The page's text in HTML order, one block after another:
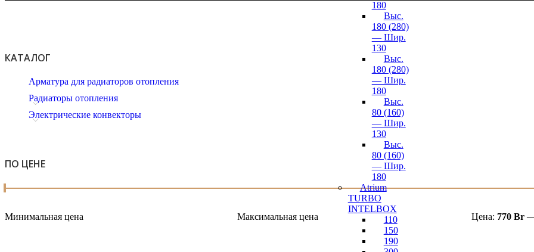
180
Выс.
180 (280)
— Шир.
130
Выс.
180 (280)
— Шир.
180
Выс.
80 (160)
— Шир.
130
Выс.
80 (160)
— Шир.
180
Atrium
TURBO
INTELBOX
110
150
190
КАТАЛОГ
Арматура для радиаторов отопления
Радиаторы отопления
Электрические конвекторы
ПО ЦЕНЕ
Минимальная цена Максимальная цена Цена: 770 Br